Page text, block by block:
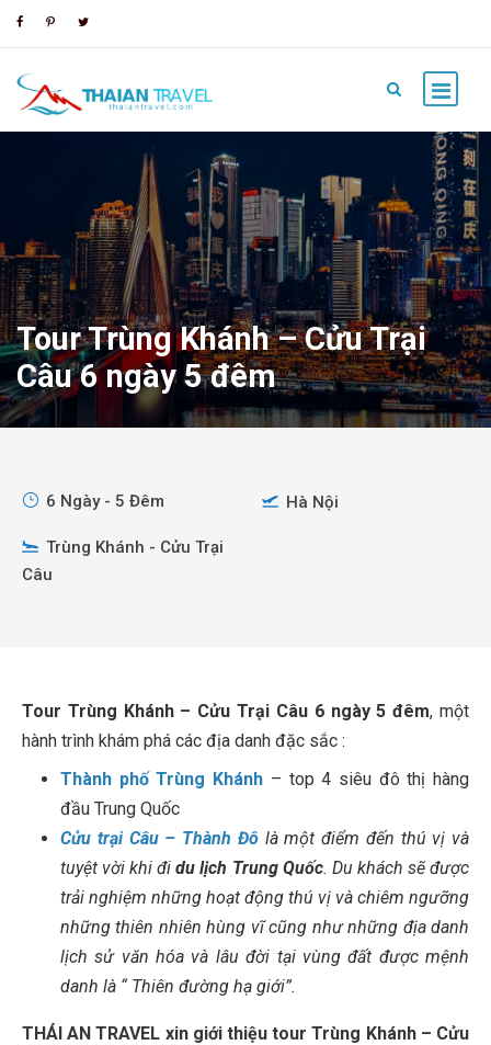
Tour Trùng Khánh – Cửu Trại
Câu 6 ngày 5 đêm
6 Ngày - 5 Đêm Hà Nội
Trùng Khánh - Cửu Trại
Câu
Tour Trùng Khánh – Cửu Trại Câu 6 ngày 5 đêm, một
hành trình khám phá các địa danh đặc sắc :
Thành phố Trùng Khánh – top 4 siêu đô thị hàng
đầu Trung Quốc
Cửu trại Câu – Thành Đôlà một điểm đến thú vị và
tuyệt vời khi đidu lịch Trung Quốc. Du khách sẽ được
trải nghiệm những hoạt động thú vị và chiêm ngưỡng
những thiên nhiên hùng vĩ cũng như những địa danh
lịch sử văn hóa và lâu đời tại vùng đất được mệnh
danh là “ Thiên đường hạ giới”.
THÁI AN TRAVEL xin giới thiệu tour Trùng Khánh – Cửu